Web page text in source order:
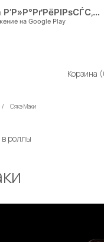
Корзина (
/ Сякэ Маки
роллы
Zuma Р’Р»Р°РґРёРІРѕСЃС‚РѕРє
на Google Play